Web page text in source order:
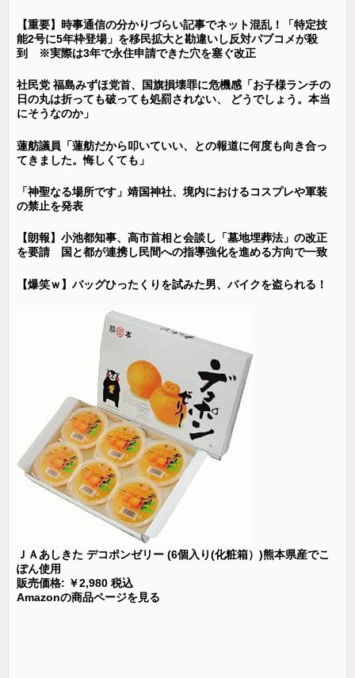
【重要】時事通信の分かりづらい記事でネット混乱！「特定技
能2号に5年枠登場」を移民拡大と勘違いし反対パブコメが殺
到 ※実際は3年で永住申請できた穴を塞ぐ改正
社民党 福島みずほ党首、国旗損壊罪に危機感「お子様ランチの
日の丸は折っても破っても処罰されない、 どうでしょう。本当
にそうなのか」
蓮舫議員「蓮舫だから叩いていい、との報道に何度も向き合っ
てきました。悔しくても」
「神聖なる場所です」靖国神社、境内におけるコスプレや軍装
の禁止を発表
【朗報】小池都知事、高市首相と会談し「墓地埋葬法」の改正
を要請 国と都が連携し民間への指導強化を進める方向で一致
【爆笑ｗ】バッグひったくりを試みた男、バイクを盗られる！
ＪＡあしきた デコポンゼリー (6個入り(化粧箱）)熊本県産でこ
ぽん使用
販売価格: ￥2,980 税込
Amazonの商品ページを見る